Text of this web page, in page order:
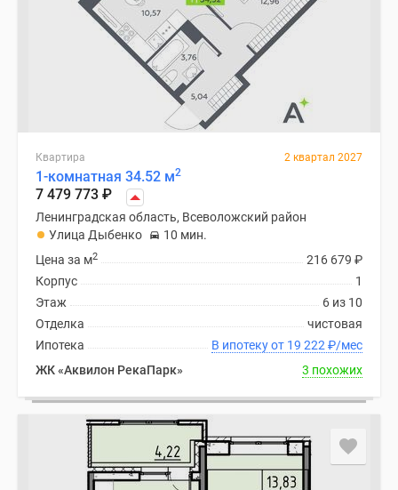
Квартира 2 квартал 2027
1-комнатная 34.52 м2
7 479 773 ₽
Ленинградская область, Всеволожский район
Улица Дыбенко
10 мин.
216 679 ₽
Цена за м2
1
Корпус
6 из 10
Этаж
чистовая
Отделка
В ипотеку от 19 222 ₽/мес
Ипотека
ЖК «Аквилон РекаПарк»
3 похожих